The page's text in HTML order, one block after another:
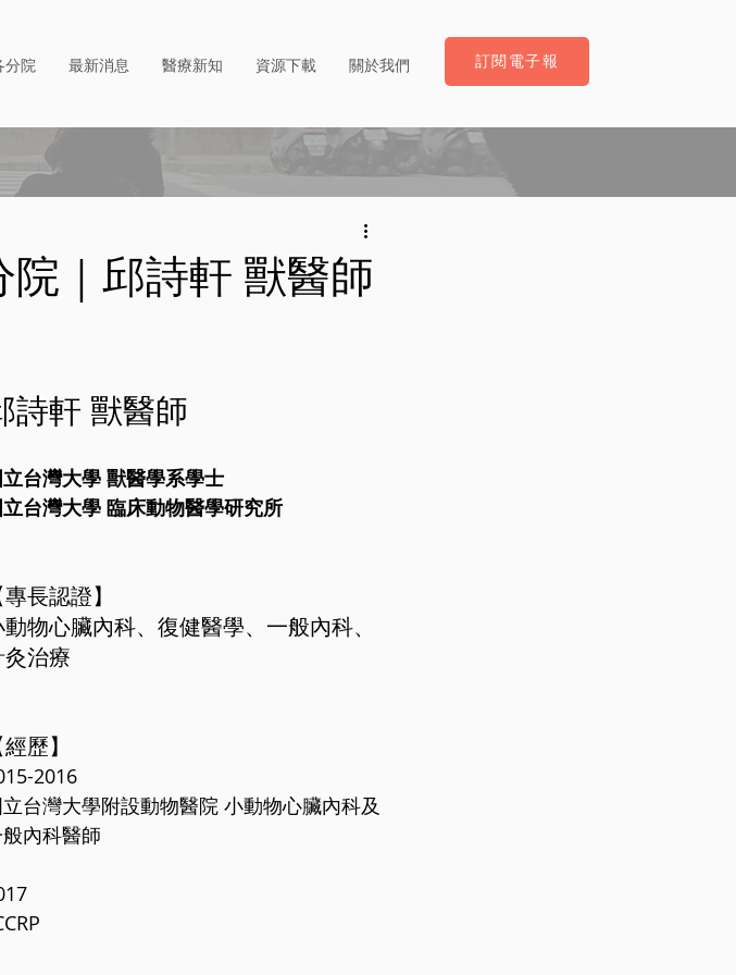
分院 最新消息 醫療新知 資源下載 關於我們 訂閱電子報
｜邱詩軒 獸醫師
詩軒 獸醫師
台灣大學 獸醫學系學士
台灣大學 臨床動物醫學研究所
專長認證】
物心臟內科、復健醫學、一般內科、
治療
經歷】
2016
台灣大學附設動物醫院 小動物心臟內科及
內科醫師